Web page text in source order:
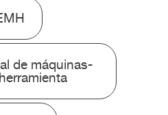
de máquinas-
herramienta